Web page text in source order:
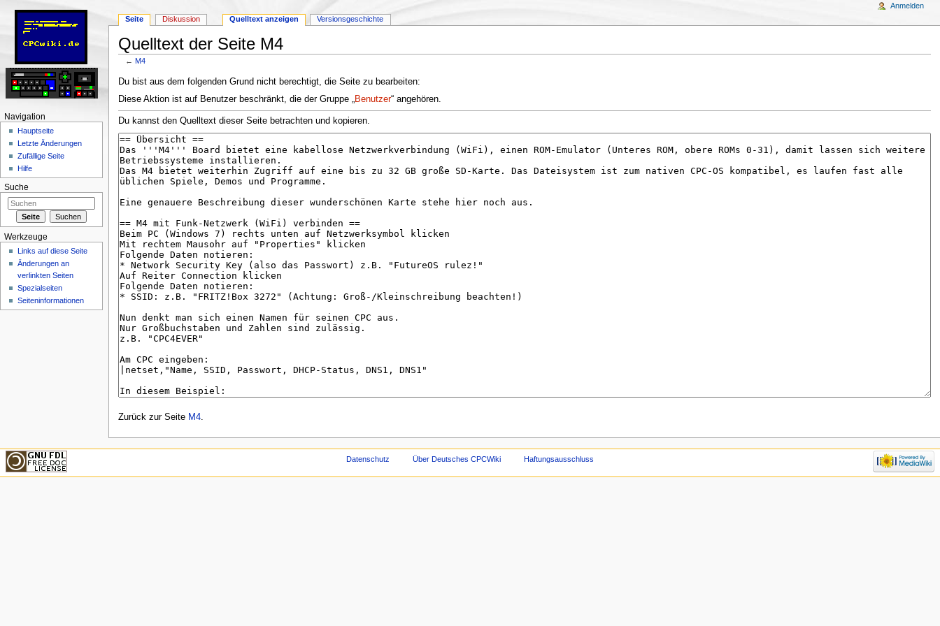
Quelltext der Seite M4
←M4
Du bist aus dem folgenden Grund nicht berechtigt, die Seite zu bearbeiten:
Diese Aktion ist auf Benutzer beschränkt, die der Gruppe „Benutzer“ angehören.
Du kannst den Quelltext dieser Seite betrachten und kopieren.
Zurück zur Seite M4.
Seite Diskussion Quelltext anzeigen Versionsgeschichte
Anmelden
Navigation
Hauptseite
Letzte Änderungen
Zufällige Seite
Hilfe
Suche
Werkzeuge
Links auf diese Seite
Änderungen an
verlinkten Seiten
Spezialseiten
Seiten­informationen
Datenschutz Über Deutsches CPCWiki Haftungsausschluss